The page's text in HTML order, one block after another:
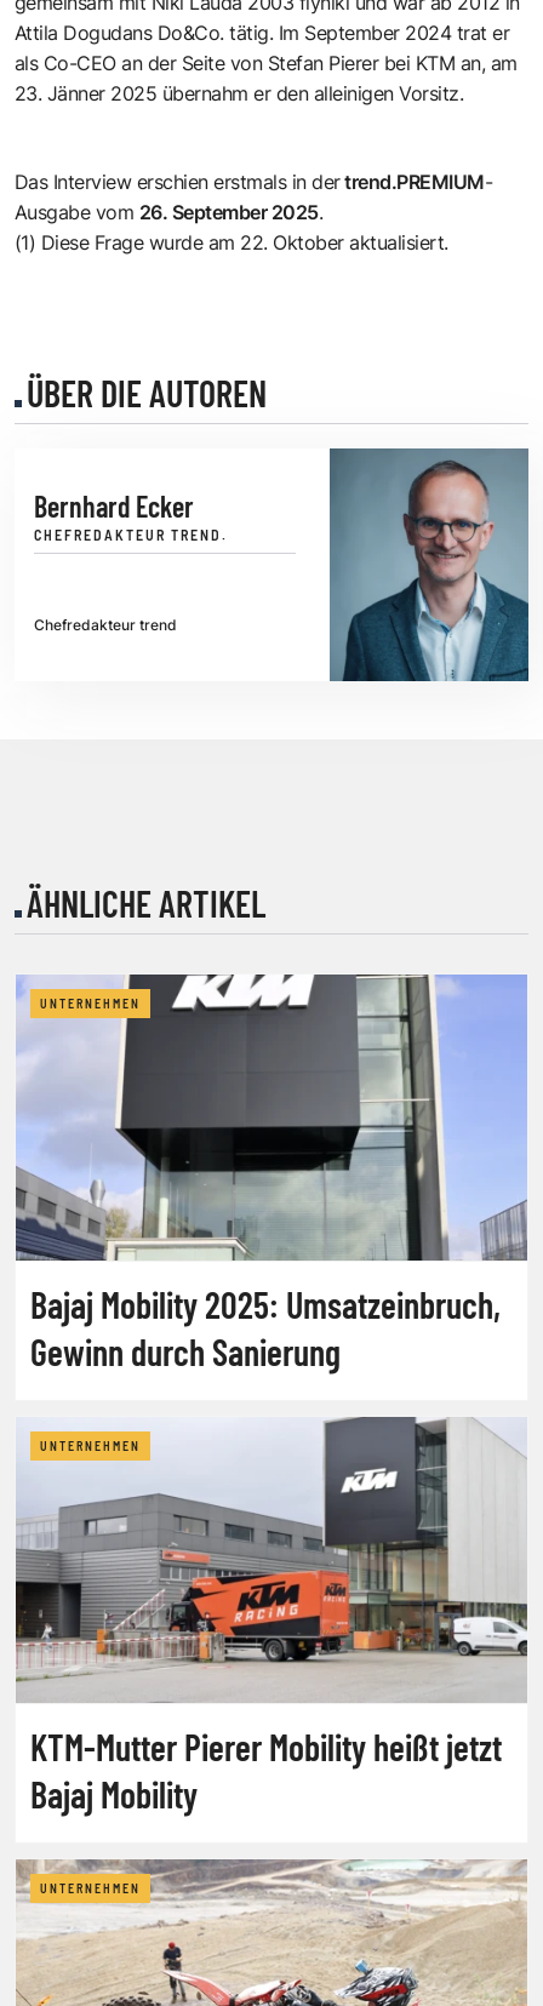
Attila Dogudans Do&Co. tätig. Im September 2024 trat er
als Co-CEO an der Seite von Stefan Pierer bei KTM an, am
23. Jänner 2025 übernahm er den alleinigen Vorsitz.
Das Interview erschien erstmals in dertrend.PREMIUM-
Ausgabe vom 26. September 2025.
(1) Diese Frage wurde am 22. Oktober aktualisiert.
ÜBER DIE AUTOREN
Bernhard Ecker
CHEFREDAKTEUR TREND.
Chefredakteur trend
ÄHNLICHE ARTIKEL
UNTERNEHMEN
Bajaj Mobility 2025: Umsatzeinbruch,
Gewinn durch Sanierung
UNTERNEHMEN
KTM-Mutter Pierer Mobility heißt jetzt
Bajaj Mobility
UNTERNEHMEN